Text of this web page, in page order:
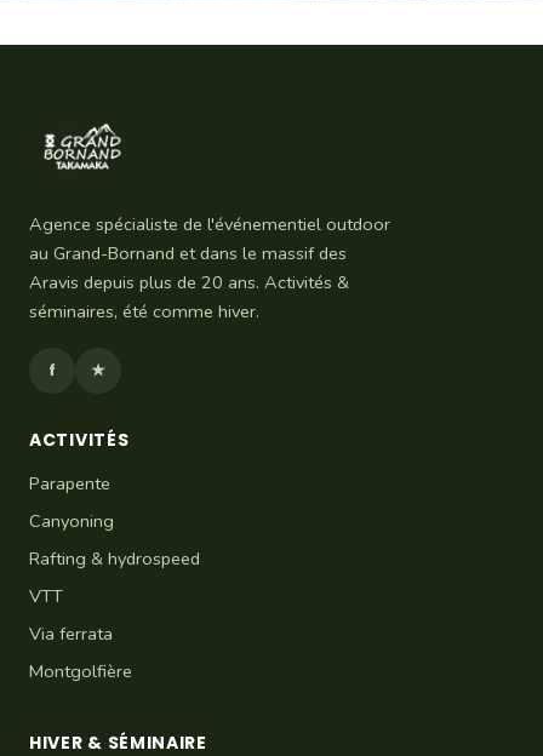
Agence spécialiste de l'événementiel outdoor
au Grand-Bornand et dans le massif des
Aravis depuis plus de 20 ans. Activités &
séminaires, été comme hiver.
f ★
ACTIVITÉS
Parapente
Canyoning
Rafting & hydrospeed
VTT
Via ferrata
Montgolfière
HIVER & SÉMINAIRE